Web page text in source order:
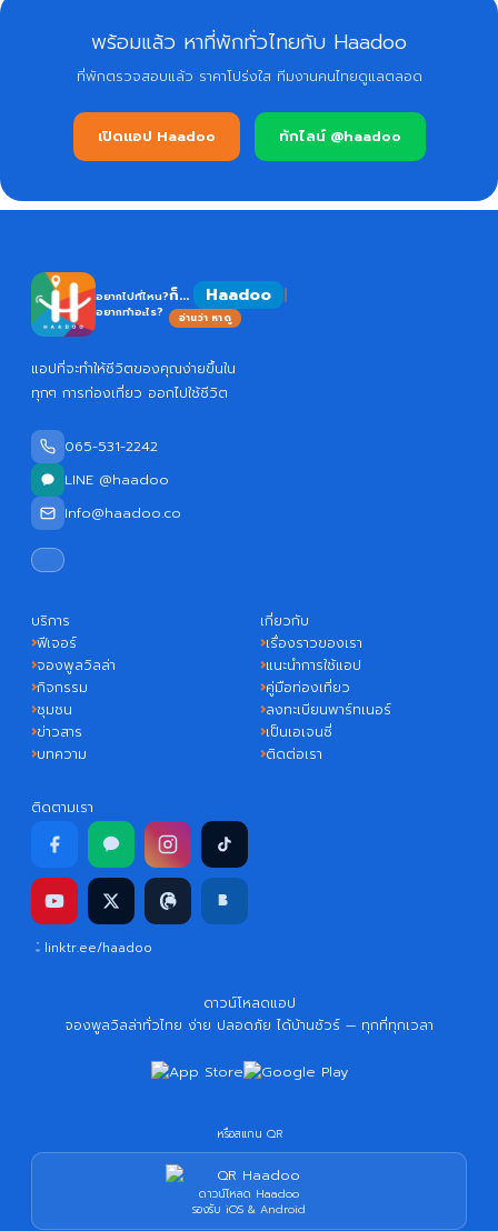
พร้อมแล้ว หาที่พักทั่วไทยกับ Haadoo
ที่พักตรวจสอบแล้ว ราคาโปร่งใส ทีมงานคนไทยดูแลตลอด
เปิดแอป Haadoo ทักไลน์ @haadoo
อยากไปที่ไหน?
อยากทำอะไร?
ก็... Haadoo
อ่านว่า หาดู
แอปที่จะทำให้ชีวิตของคุณง่ายขึ้นใน
ทุกๆ การท่องเที่ยว ออกไปใช้ชีวิต
065-531-2242
LINE @haadoo
Info@haadoo.co
บริการ
ฟีเจอร์
จองพูลวิลล่า
กิจกรรม
ชุมชน
ข่าวสาร
บทความ
เกี่ยวกับ
เรื่องราวของเรา
แนะนำการใช้แอป
คู่มือท่องเที่ยว
ลงทะเบียนพาร์ทเนอร์
เป็นเอเจนซี่
ติดต่อเรา
ติดตามเรา
linktr.ee/haadoo
ดาวน์โหลดแอป
จองพูลวิลล่าทั่วไทย ง่าย ปลอดภัย ได้บ้านชัวร์ — ทุกที่ทุกเวลา
หรือสแกน QR
ดาวน์โหลด Haadoo
รองรับ iOS & Android